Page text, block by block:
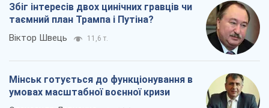
Збіг інтересів двох цинічних гравців чи
таємний план Трампа і Путіна?
Віктор Швець 11,6 т.
Мінськ готується до функціонування в
умовах масштабної воєнної кризи